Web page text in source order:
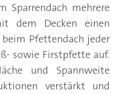
Sparrendach mehrere
dem Decken einen
Pfettendach jeder
sowie Firstpfette auf.
und Spannweite
verstärkt und